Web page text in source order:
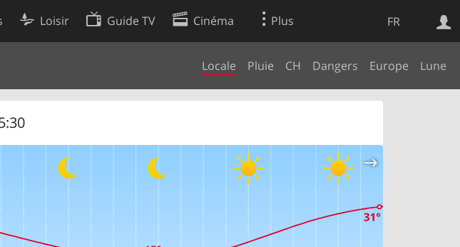
FR
Loisir Guide TV Cinéma Plus
Locale Pluie CH Dangers Europe Lune
Web
de cookies